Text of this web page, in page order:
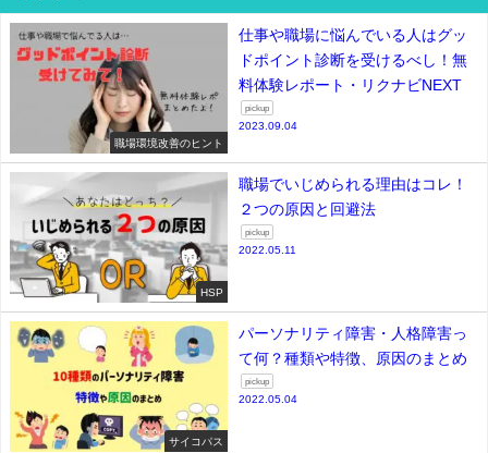
職場環境改善のヒント
仕事や職場に悩んでいる人はグッ
ドポイント診断を受けるべし！無
料体験レポート・リクナビNEXT
pickup
2023.09.04
HSP
職場でいじめられる理由はコレ！
２つの原因と回避法
pickup
2022.05.11
サイコパス
パーソナリティ障害・人格障害っ
て何？種類や特徴、原因のまとめ
pickup
2022.05.04